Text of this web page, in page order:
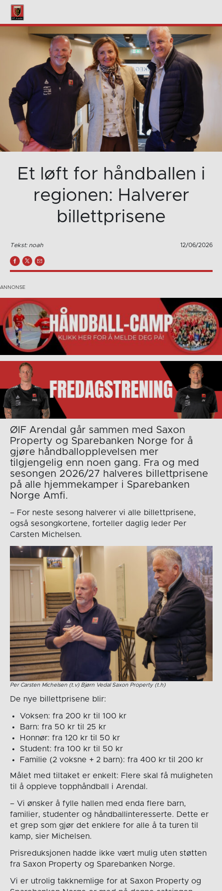
Et løft for håndballen i
regionen: Halverer
billettprisene
Tekst: noah 12/06/2026
ØIF Arendal går sammen med Saxon
Property og Sparebanken Norge for å
gjøre håndballopplevelsen mer
tilgjengelig enn noen gang. Fra og med
sesongen 2026/27 halveres billettprisene
på alle hjemmekamper i Sparebanken
Norge Amfi.
– For neste sesong halverer vi alle billettprisene,
også sesongkortene, forteller daglig leder Per
Carsten Michelsen.
Per Carsten Michelsen (t.v) Bjørn Vedal Saxon Property (t.h)
De nye billettprisene blir:
Voksen: fra 200 kr til 100 kr
Barn: fra 50 kr til 25 kr
Honnør: fra 120 kr til 50 kr
Student: fra 100 kr til 50 kr
Familie (2 voksne + 2 barn): fra 400 kr til 200 kr
Målet med tiltaket er enkelt: Flere skal få muligheten
til å oppleve topphåndball i Arendal.
– Vi ønsker å fylle hallen med enda flere barn,
familier, studenter og håndballinteresserte. Dette er
et grep som gjør det enklere for alle å ta turen til
kamp, sier Michelsen.
Prisreduksjonen hadde ikke vært mulig uten støtten
fra Saxon Property og Sparebanken Norge.
Vi er utrolig takknemlige for at Saxon Property og